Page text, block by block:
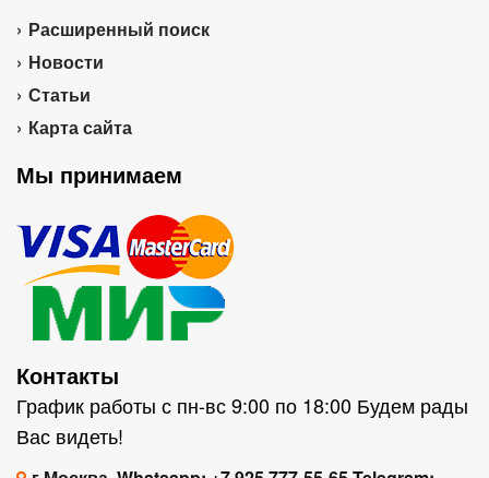
Расширенный поиск
Новости
Статьи
Карта сайта
Мы принимаем
Контакты
График работы с пн-вс 9:00 по 18:00 Будем рады
Вас видеть!